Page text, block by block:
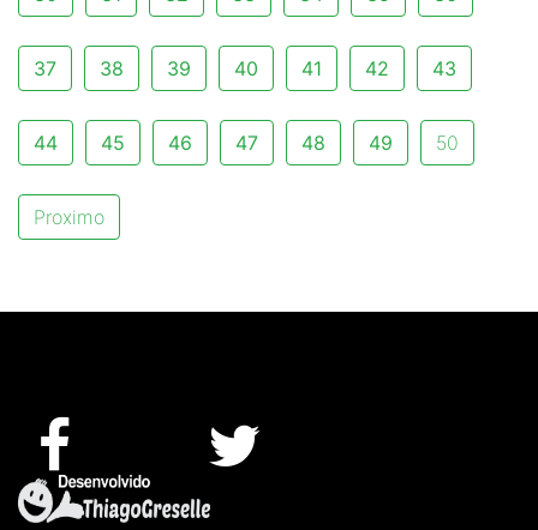
37 38 39 40 41 42 43
44 45 46 47 48 49 50
Proximo